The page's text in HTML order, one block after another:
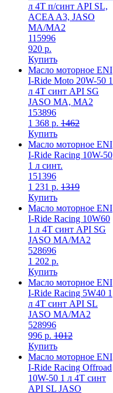
л 4T п/синт API SL,
ACEA A3, JASO
MA/MA2
115996
920 р.
Купить
Масло моторное ENI
I-Ride Moto 20W-50 1
л 4T синт API SG
JASO MA, MA2
153896
1 368 р. 1462
Купить
Масло моторное ENI
I-Ride Racing 10W-50
1 л синт.
151396
1 231 р. 1319
Купить
Масло моторное ENI
I-Ride Racing 10W60
1 л 4T синт API SG
JASO MA/MA2
528696
1 202 р.
Купить
Масло моторное ENI
I-Ride Racing 5W40 1
л 4T синт API SL
JASO MA/MA2
528996
996 р. 1012
Купить
Масло моторное ENI
I-Ride Racing Offroad
10W-50 1 л 4T синт
API SL JASO